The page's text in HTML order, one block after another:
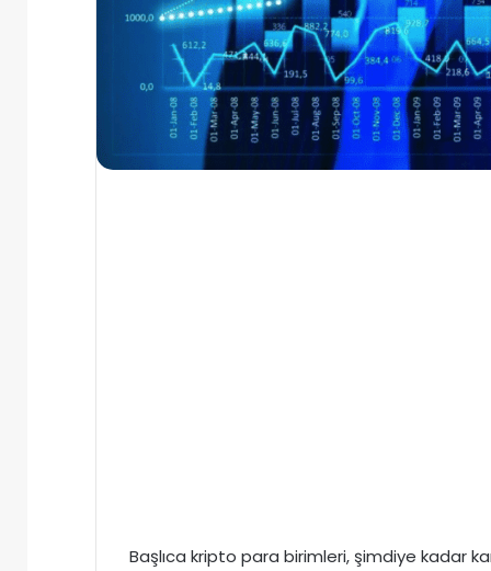
Başlıca kripto para birimleri, şimdiye kadar